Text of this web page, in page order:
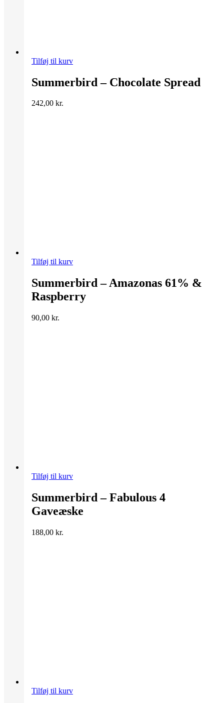
Tilføj til kurv
Summerbird – Chocolate Spread
242,00 kr.
Tilføj til kurv
Summerbird – Amazonas 61% &
Raspberry
90,00 kr.
Tilføj til kurv
Summerbird – Fabulous 4
Gaveæske
188,00 kr.
Tilføj til kurv